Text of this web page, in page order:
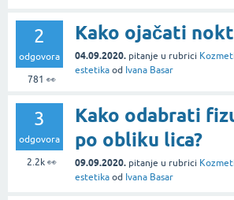
2
odgovora
781 👀
Kako ojačati
04.09.2020. pitanje u rubrici
estetika od Ivana Basar
3
odgovora
2.2k👀
Kako odabrati
po obliku lica?
09.09.2020. pitanje u rubrici
estetika od Ivana Basar